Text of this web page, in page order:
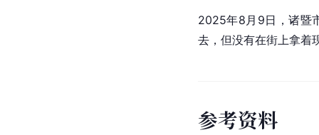
2025年8月9日，诸暨
去，但没有在街上拿着
参考资料